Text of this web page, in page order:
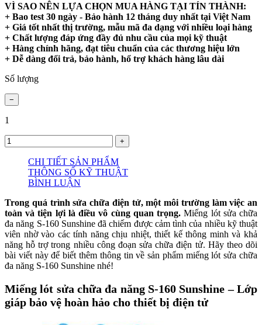
VÌ SAO NÊN LỰA CHỌN MUA HÀNG TẠI TÍN THÀNH:
+ Bao test 30 ngày - Bảo hành 12 tháng duy nhất tại Việt Nam
+ Giá tốt nhất thị trường, mẫu mã đa dạng với nhiều loại hàng
+ Chất lượng đáp ứng đầy đủ nhu cầu của mọi kỹ thuật
+ Hàng chính hãng, đạt tiêu chuẩn của các thương hiệu lớn
+ Dễ dàng đổi trả, bảo hành, hổ trợ khách hàng lâu dài
Số lượng
1
CHI TIẾT SẢN PHẨM
THÔNG SỐ KỸ THUẬT
BÌNH LUẬN
Trong quá trình sửa chữa điện tử, một môi trường làm việc an
toàn và tiện lợi là điều vô cùng quan trọng.Miếng lót sửa chữa
đa năng S-160 Sunshine đã chiếm được cảm tình của nhiều kỹ thuật
viên nhờ vào các tính năng chịu nhiệt, thiết kế thông minh và khả
năng hỗ trợ trong nhiều công đoạn sửa chữa điện tử. Hãy theo dõi
bài viết này để biết thêm thông tin về sản phẩm miếng lót sửa chữa
đa năng S-160 Sunshine nhé!
Miếng lót sửa chữa đa năng S-160 Sunshine – Lớp
giáp bảo vệ hoàn hảo cho thiết bị điện tử